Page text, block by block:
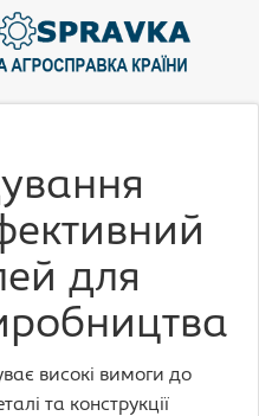
для
високі вимоги до
та конструкції